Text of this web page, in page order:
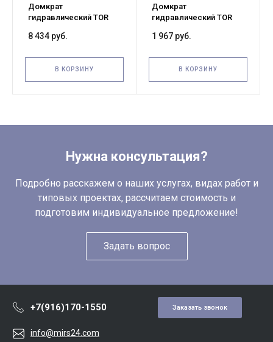
Домкрат
гидравлический TOR
8 434 руб.
В КОРЗИНУ
Домкрат
гидравлический TOR
1 967 руб.
В КОРЗИНУ
Нужна консультация?
Подробно расскажем о наших услугах, видах работ и
типовых проектах, рассчитаем стоимость и
подготовим индивидуальное предложение!
Задать вопрос
+7(916)170-1550 Заказать звонок
info@mirs24.com